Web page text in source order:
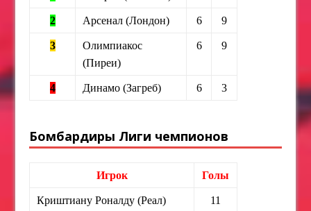
2 Арсенал (Лондон) 6 9
3
Олимпиакос
(Пиреи)
6 9
4 Динамо (Загреб) 6 3
Бомбардиры Лиги чемпионов
Игрок Голы
Криштиану Роналду (Реал) 11